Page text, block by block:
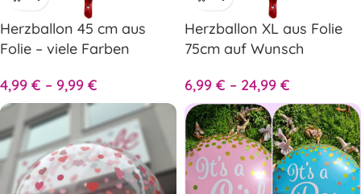
Herzballon 45 cm aus
Folie – viele Farben
4,99 € – 9,99 €
Herzballon XL aus Folie
75cm auf Wunsch
6,99 € – 24,99 €